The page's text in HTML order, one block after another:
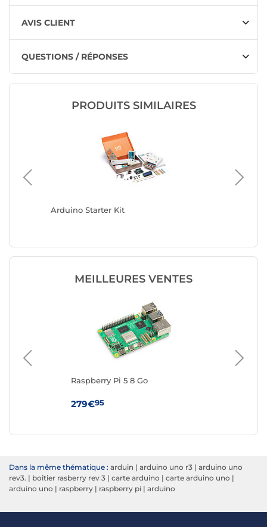
AVIS CLIENT
QUESTIONS / RÉPONSES
PRODUITS SIMILAIRES
Arduino Starter Kit
MEILLEURES VENTES
Raspberry Pi 5 8 Go
279€95
Dans la même thématique : arduin | arduino uno r3 | arduino uno
rev3. | boitier rasberry rev 3 | carte arduino | carte arduino uno |
arduino uno | raspberry | raspberry pi | arduino